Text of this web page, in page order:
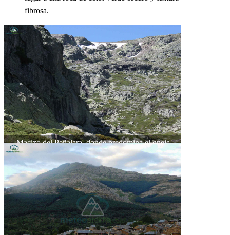
fibrosa.
Macizo del Peñalara, donde predomina el gneis